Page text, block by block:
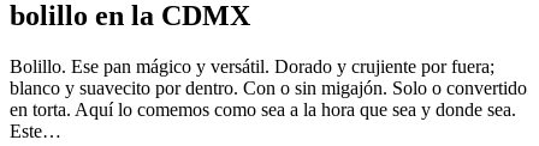
bolillo en la CDMX
Bolillo. Ese pan mágico y versátil. Dorado y crujiente por fuera;
blanco y suavecito por dentro. Con o sin migajón. Solo o convertido
en torta. Aquí lo comemos como sea a la hora que sea y donde sea.
Este…